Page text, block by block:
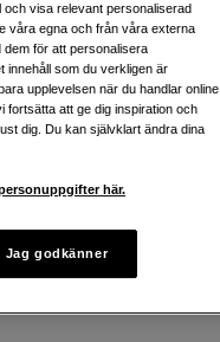
tillbaka skulden i tid
till svårigheter att få hyra
stöd, vänd dig till budget-
finns på
visa relevant personaliserad
våra egna och från våra externa
för att personalisera
innehåll som du verkligen är
upplevelsen när du handlar
fortsätta att ge dig inspiration och
dig. Du kan självklart ändra dina
här.
Jag godkänner